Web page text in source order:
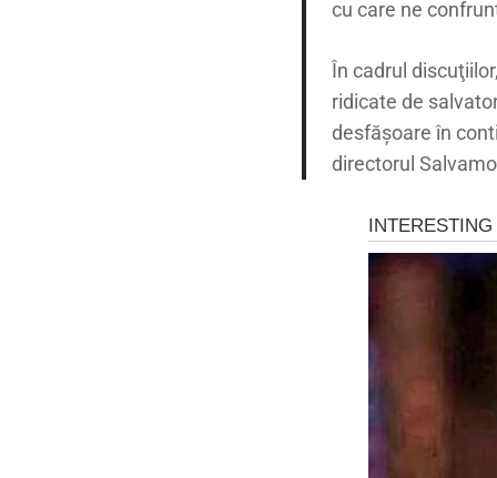
cu care ne
În cadrul
ridicate de
desfăşoare în
directorul